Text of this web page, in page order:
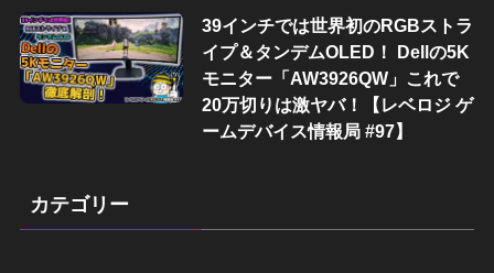
39インチでは世界初のRGBストラ
イプ＆タンデムOLED！ Dellの5K
モニター「AW3926QW」これで
20万切りは激ヤバ！【レベロジ ゲ
ームデバイス情報局 #97】
カテゴリー